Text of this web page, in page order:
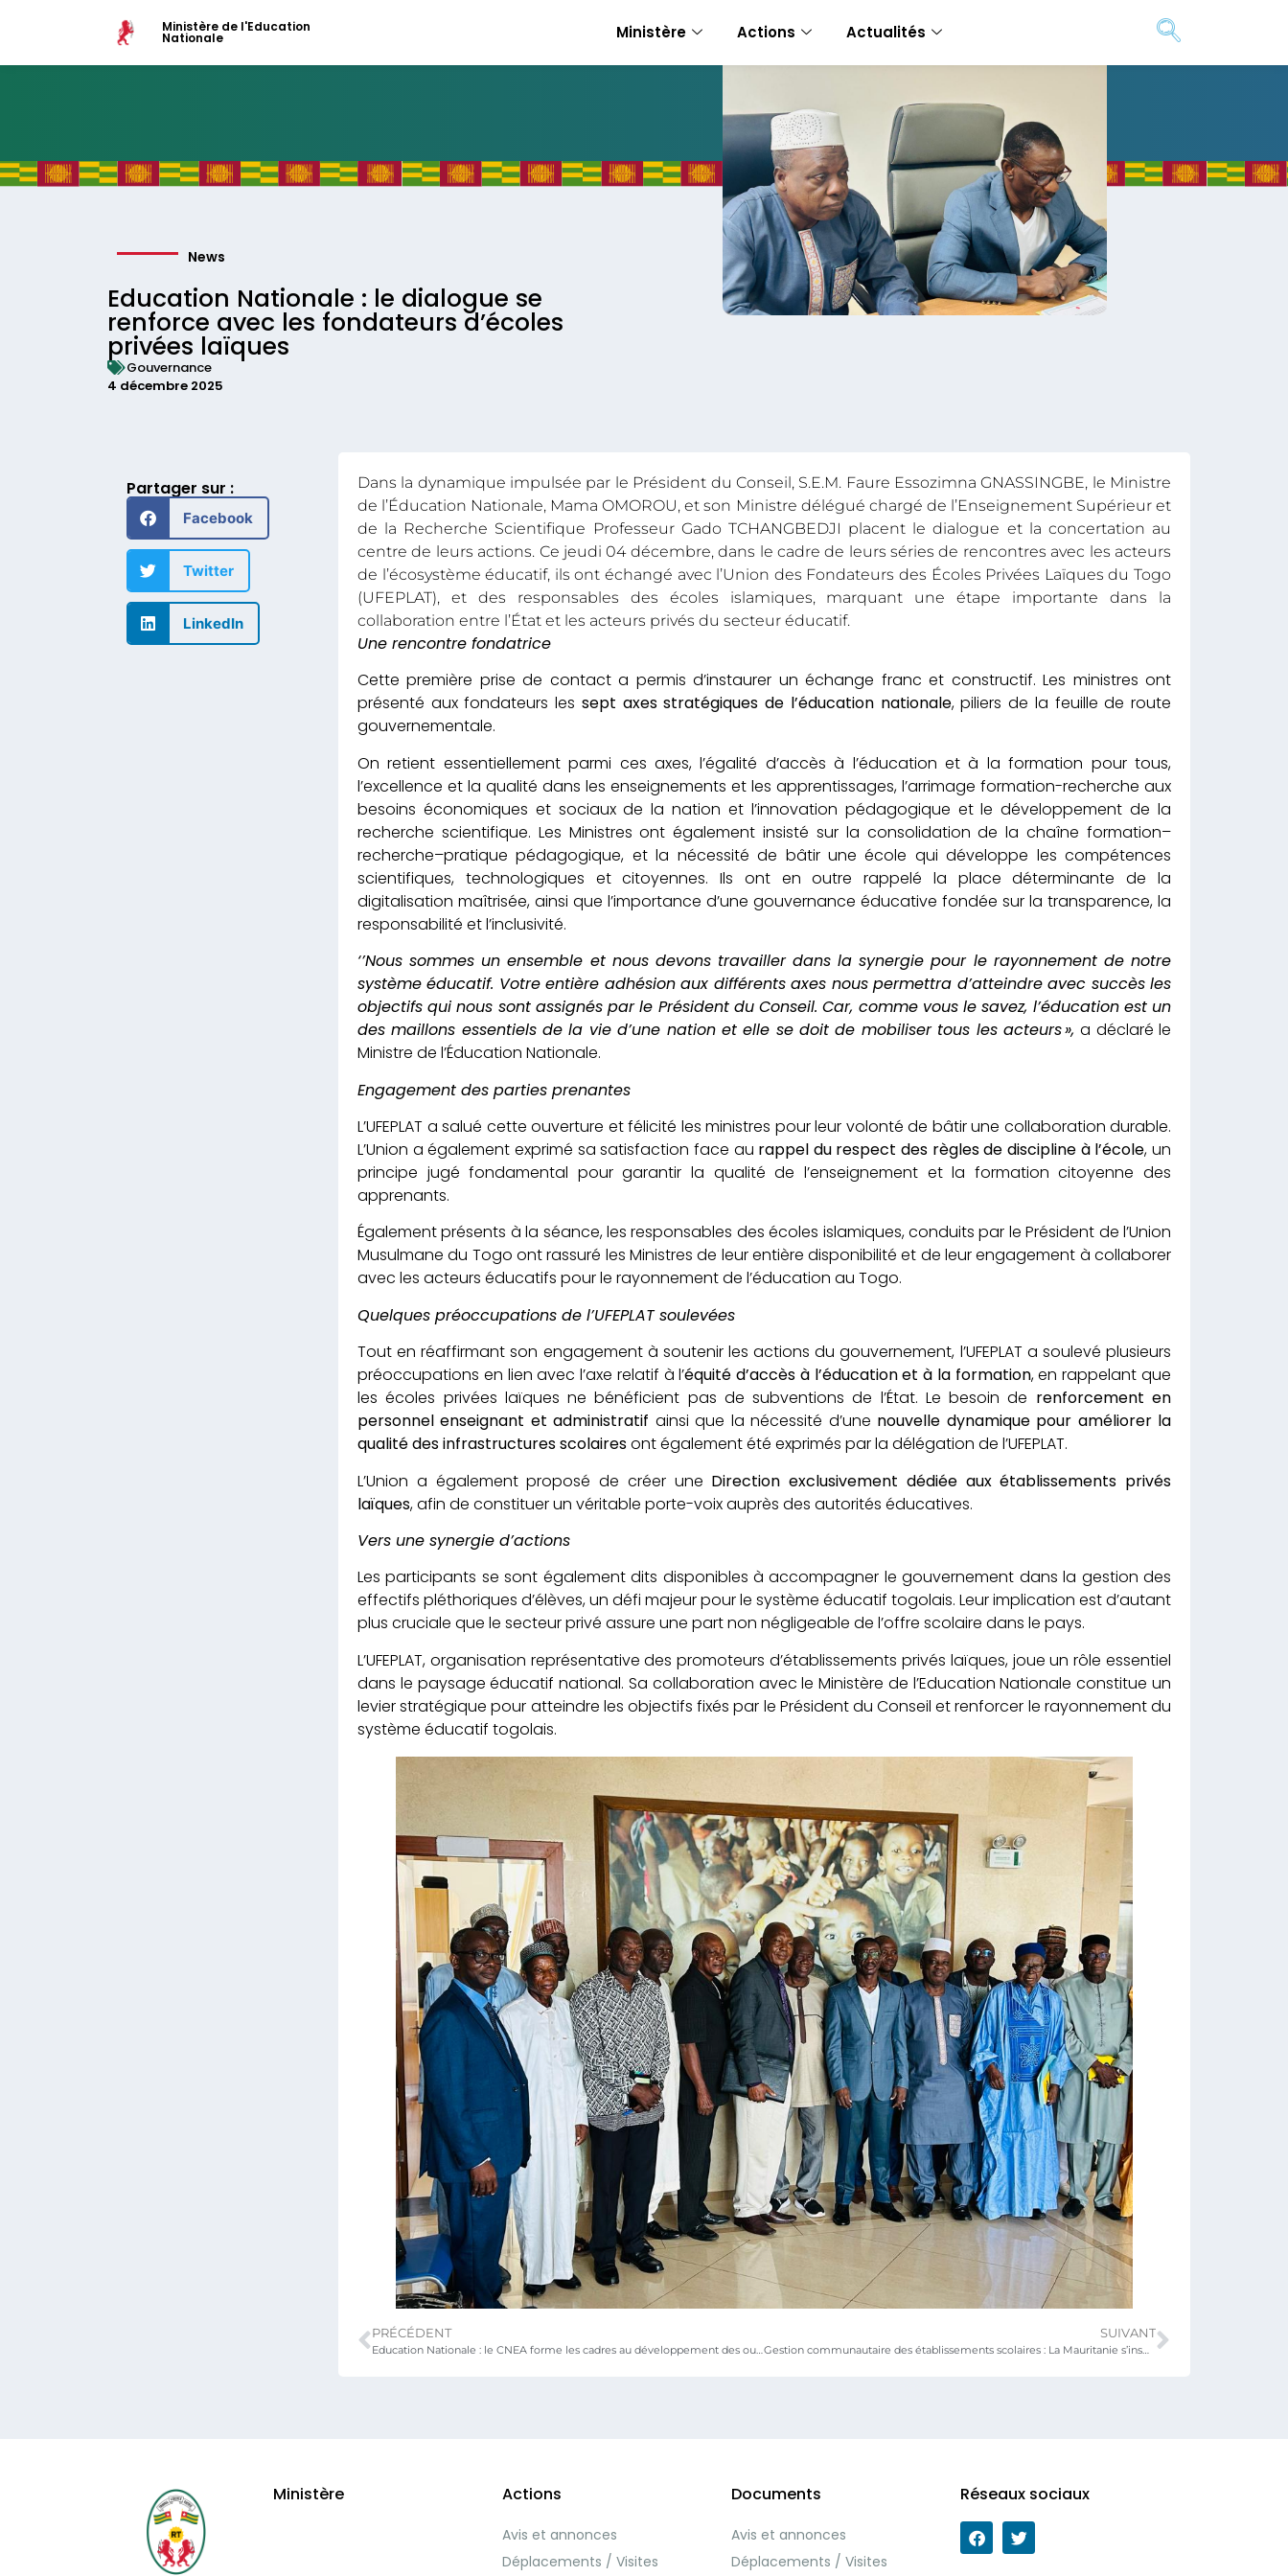
Ministère de l'Education
Nationale Ministère Actions Actualités
News
Education Nationale : le dialogue se
renforce avec les fondateurs d’écoles
privées laïques
Gouvernance
4 décembre 2025
Partager sur :
Facebook
Twitter
LinkedIn
Dans la dynamique impulsée par le Président du Conseil, S.E.M. Faure Essozimna GNASSINGBE, le Ministre
de l’Éducation Nationale, Mama OMOROU, et son Ministre délégué chargé de l’Enseignement Supérieur et
de la Recherche Scientifique Professeur Gado TCHANGBEDJI placent le dialogue et la concertation au
centre de leurs actions. Ce jeudi 04 décembre, dans le cadre de leurs séries de rencontres avec les acteurs
de l’écosystème éducatif, ils ont échangé avec l’Union des Fondateurs des Écoles Privées Laïques du Togo
(UFEPLAT), et des responsables des écoles islamiques, marquant une étape importante dans la
collaboration entre l’État et les acteurs privés du secteur éducatif.
Une rencontre fondatrice
Cette première prise de contact a permis d’instaurer un échange franc et constructif. Les ministres ont
présenté aux fondateurs les sept axes stratégiques de l’éducation nationale, piliers de la feuille de route
gouvernementale.
On retient essentiellement parmi ces axes, l’égalité d’accès à l’éducation et à la formation pour tous,
l’excellence et la qualité dans les enseignements et les apprentissages, l’arrimage formation-recherche aux
besoins économiques et sociaux de la nation et l’innovation pédagogique et le développement de la
recherche scientifique. Les Ministres ont également insisté sur la consolidation de la chaîne formation–
recherche–pratique pédagogique, et la nécessité de bâtir une école qui développe les compétences
scientifiques, technologiques et citoyennes. Ils ont en outre rappelé la place déterminante de la
digitalisation maîtrisée, ainsi que l’importance d’une gouvernance éducative fondée sur la transparence, la
responsabilité et l’inclusivité.
‘’Nous sommes un ensemble et nous devons travailler dans la synergie pour le rayonnement de notre
système éducatif. Votre entière adhésion aux différents axes nous permettra d’atteindre avec succès les
objectifs qui nous sont assignés par le Président du Conseil. Car, comme vous le savez, l’éducation est un
des maillons essentiels de la vie d’une nation et elle se doit de mobiliser tous les acteurs »,a déclaré le
Ministre de l’Éducation Nationale.
Engagement des parties prenantes
L’UFEPLAT a salué cette ouverture et félicité les ministres pour leur volonté de bâtir une collaboration durable.
L’Union a également exprimé sa satisfaction face au rappel du respect des règles de discipline à l’école, un
principe jugé fondamental pour garantir la qualité de l’enseignement et la formation citoyenne des
apprenants.
Également présents à la séance, les responsables des écoles islamiques, conduits par le Président de l’Union
Musulmane du Togo ont rassuré les Ministres de leur entière disponibilité et de leur engagement à collaborer
avec les acteurs éducatifs pour le rayonnement de l’éducation au Togo.
Quelques préoccupations de l’UFEPLAT soulevées
Tout en réaffirmant son engagement à soutenir les actions du gouvernement, l’UFEPLAT a soulevé plusieurs
préoccupations en lien avec l’axe relatif à l’équité d’accès à l’éducation et à la formation, en rappelant que
les écoles privées laïques ne bénéficient pas de subventions de l’État. Le besoin de renforcement en
personnel enseignant et administratif ainsi que la nécessité d’une nouvelle dynamique pour améliorer la
qualité des infrastructures scolairesont également été exprimés par la délégation de l’UFEPLAT.
L’Union a également proposé de créer une Direction exclusivement dédiée aux établissements privés
laïques, afin de constituer un véritable porte-voix auprès des autorités éducatives.
Vers une synergie d’actions
Les participants se sont également dits disponibles à accompagner le gouvernement dans la gestion des
effectifs pléthoriques d’élèves, un défi majeur pour le système éducatif togolais. Leur implication est d’autant
plus cruciale que le secteur privé assure une part non négligeable de l’offre scolaire dans le pays.
L’UFEPLAT, organisation représentative des promoteurs d’établissements privés laïques, joue un rôle essentiel
dans le paysage éducatif national. Sa collaboration avec le Ministère de l’Education Nationale constitue un
levier stratégique pour atteindre les objectifs fixés par le Président du Conseil et renforcer le rayonnement du
système éducatif togolais.
PRÉCÉDENT
Education Nationale : le CNEA forme les cadres au développement des outils des échelles de compétences au cycle primaire
SUIVANT
Gestion communautaire des établissements scolaires : La Mauritanie s’inspire de l’expérience togolaise
Ministère Actions
Avis et annonces
Déplacements / Visites
Documents
Avis et annonces
Déplacements / Visites
Réseaux sociaux